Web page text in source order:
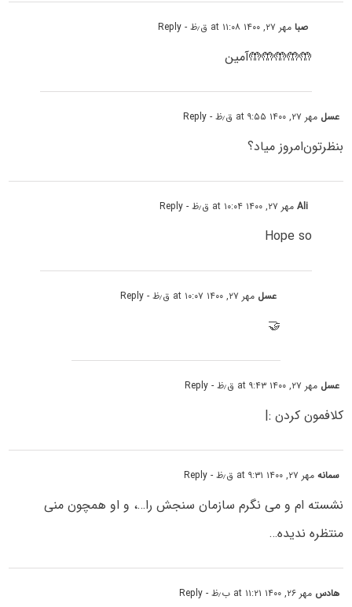
صبامهر ۲۷, ۱۴۰۰ at ۱۱:۰۸ ق٫ظ - Reply
🤲🤲🤲🤲🤲آمین
عسل مهر ۲۷, ۱۴۰۰ at ۹:۵۵ ق٫ظ - Reply
بنظرتون‌امروز میاد؟
Aliمهر ۲۷, ۱۴۰۰ at ۱۰:۰۴ ق٫ظ - Reply
Hope so
عسل مهر ۲۷, ۱۴۰۰ at ۱۰:۰۷ ق٫ظ - Reply
🤝
عسل مهر ۲۷, ۱۴۰۰ at ۹:۴۳ ق٫ظ - Reply
کلافمون کردن :|
سمانهمهر ۲۷, ۱۴۰۰ at ۹:۳۱ ق٫ظ - Reply
نشسته ام و می نگرم سازمان سنجش را…، و او همچون منی
منتظره ندیده…
هادس مهر ۲۶, ۱۴۰۰ at ۱۱:۲۱ ب٫ظ - Reply